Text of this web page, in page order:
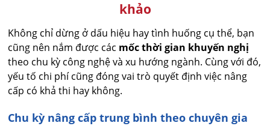
khảo
Không chỉ dừng ở dấu hiệu hay tình huống cụ thể, bạn
cũng nên nắm được các mốc thời gian khuyến nghị
theo chu kỳ công nghệ và xu hướng ngành. Cùng với đó,
yếu tố chi phí cũng đóng vai trò quyết định việc nâng
cấp có khả thi hay không.
Chu kỳ nâng cấp trung bình theo chuyên gia